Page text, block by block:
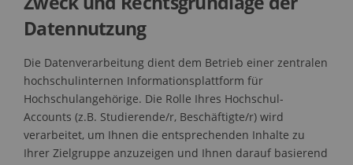
Datennutzung
Die Datenverarbeitung dient dem Betrieb einer zentralen
hochschulinternen Informationsplattform für
Hochschulangehörige. Die Rolle Ihres Hochschul-
Accounts (z.B. Studierende/r, Beschäftigte/r) wird
verarbeitet, um Ihnen die entsprechenden Inhalte zu
Ihrer Zielgruppe anzuzeigen und Ihnen darauf basierend